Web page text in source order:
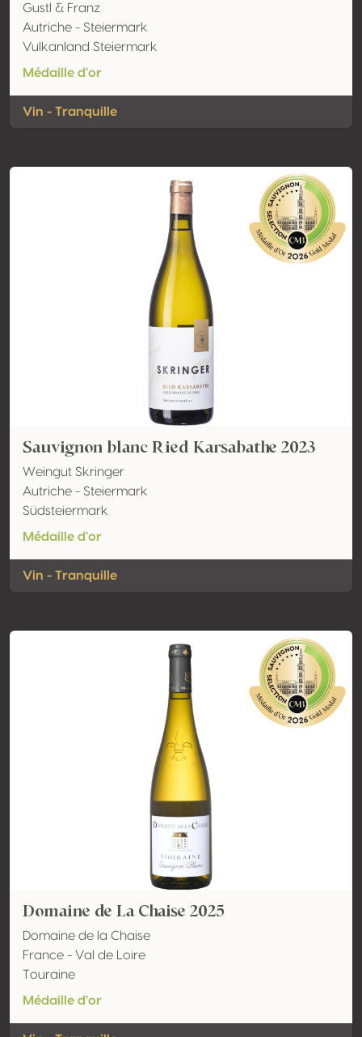
Gustl & Franz
Autriche - Steiermark
Vulkanland Steiermark
Médaille d'or
Vin - Tranquille
Sauvignon blanc Ried Karsabathe 2023
Weingut Skringer
Autriche - Steiermark
Südsteiermark
Médaille d'or
Vin - Tranquille
Domaine de La Chaise 2025
Domaine de la Chaise
France - Val de Loire
Touraine
Médaille d'or